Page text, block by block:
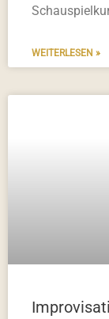
WEITERLESEN »